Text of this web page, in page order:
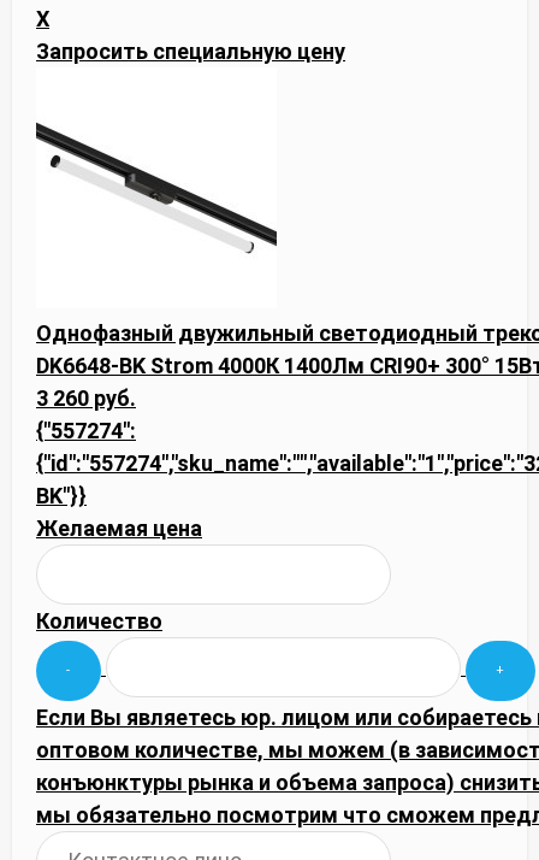
X
Запросить специальную цену
Однофазный двужильный светодиодный
DK6648-BK Strom 4000К 1400Лм CRI90+ 300°
3 260 руб.
{"557274":
BK"}}
Желаемая цена
Количество
Если Вы являетесь юр. лицом или собираетесь
оптовом количестве, мы можем (в
конъюнктуры рынка и объема запроса)
мы обязательно посмотрим что сможем